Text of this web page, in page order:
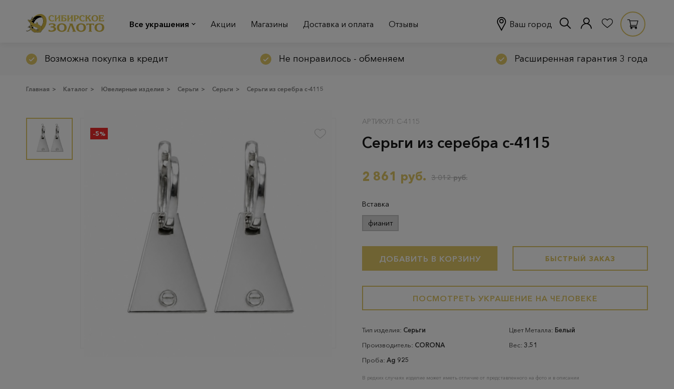
Все украшения Акции Магазины Доставка и оплата Отзывы Ваш город
Возможна покупка в кредит Не понравилось - обменяем Расширенная гарантия 3 года
Главная > Каталог > Ювелирные изделия > Серьги > Серьги > Серьги из серебра с-4115
-5%
АРТИКУЛ: С-4115
Серьги из серебра с-4115
2 861 руб. 3 012 руб.
Вставка
фианит
ДОБАВИТЬ В КОРЗИНУ БЫСТРЫЙ ЗАКАЗ
ПОСМОТРЕТЬ УКРАШЕНИЕ НА ЧЕЛОВЕКЕ
Тип изделия: Серьги
Производитель: CORONA
Проба: Ag 925
Цвет Металла: Белый
Вес: 3.51
В редких случаях изделие может иметь отличие от представленного на фото и в описании